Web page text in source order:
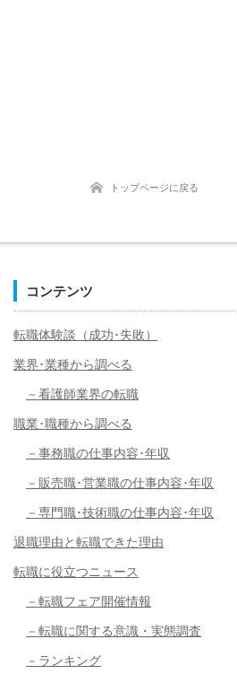
トップページに戻る
コンテンツ
転職体験談（成功･失敗）
業界･業種から調べる
－看護師業界の転職
職業･職種から調べる
－事務職の仕事内容･年収
－販売職･営業職の仕事内容･年収
－専門職･技術職の仕事内容･年収
退職理由と転職できた理由
転職に役立つニュース
－転職フェア開催情報
－転職に関する意識・実態調査
－ランキング